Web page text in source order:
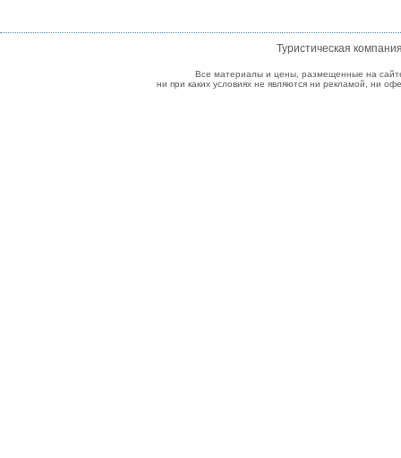
Туристическая
Все материалы и цены, размещенные на
ни при каких условиях не являются ни рекламой, ни